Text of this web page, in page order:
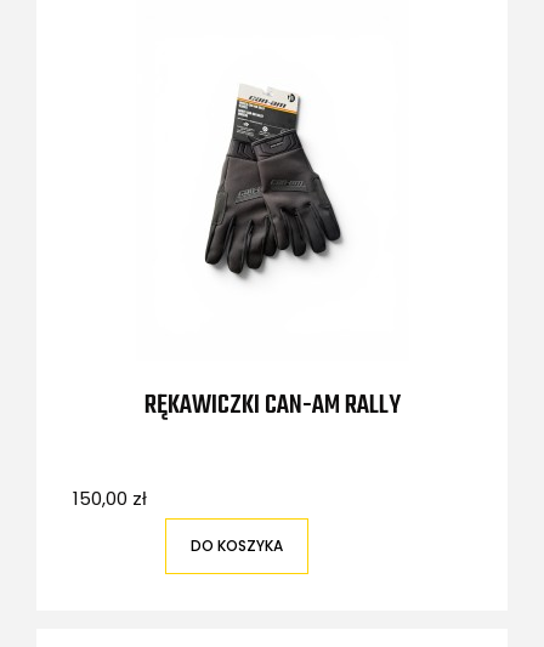
RĘKAWICZKI CAN-AM RALLY
150,00 zł
DO KOSZYKA